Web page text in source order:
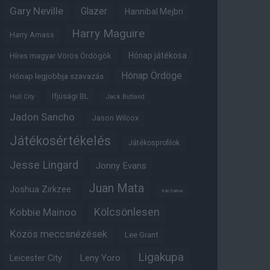
Gary Neville Glazer Hannibal Mejbri
Harry Amass Harry Maguire
Híres magyar Vörös Ördögök Hónap játékosa
Hónap legjobbja szavazás Hónap Ördöge
Hull City Ifjúsági BL Jack Butland
Jadon Sancho Jason Wilcox
Játékosértékelés Játékosprofilok
Jesse Lingard Jonny Evans
Joshua Zirkzee Juan Mata Karl Darlow
Kobbie Mainoo Kölcsönlesen
Közös meccsnézések Lee Grant
Leicester City Leny Yoro Ligakupa